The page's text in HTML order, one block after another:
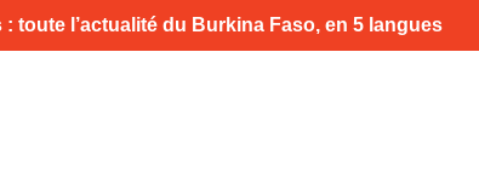
toute l’actualité du Burkina Faso, en 5 langues